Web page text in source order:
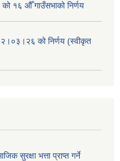
को १६ औँ गाउँसभाको निर्णय
को निर्णय (स्वीकृत
सुरक्षा भत्ता प्राप्त गर्ने